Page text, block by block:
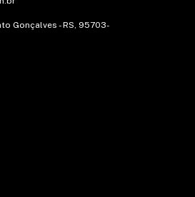
Gonçalves - RS, 95703-